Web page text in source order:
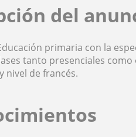
del
primaria con la
tanto presenciales
nivel de francés.